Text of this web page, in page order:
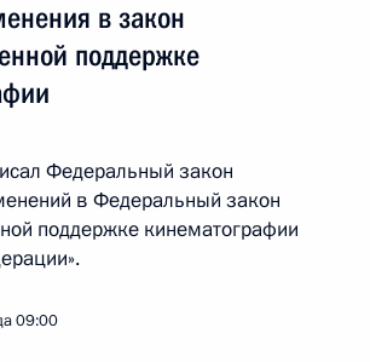
в закон
поддержке
Федеральный закон
в Федеральный закон
поддержке кинематографии
09:00